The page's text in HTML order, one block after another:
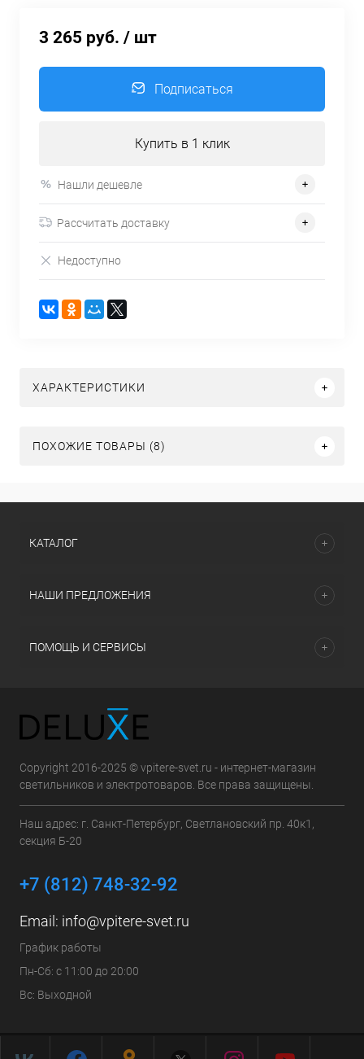
3 265 руб. / шт
Подписаться
Купить в 1 клик
Нашли дешевле
Рассчитать доставку
Недоступно
ХАРАКТЕРИСТИКИ
ПОХОЖИЕ ТОВАРЫ (8)
КАТАЛОГ
НАШИ ПРЕДЛОЖЕНИЯ
ПОМОЩЬ И СЕРВИСЫ
Copyright 2016-2025 © vpitere-svet.ru - интернет-магазин
светильников и электротоваров. Все права защищены.
Наш адрес: г. Санкт-Петербург, Светлановский пр. 40к1,
секция Б-20
+7 (812) 748-32-92
Email: info@vpitere-svet.ru
График работы
Пн-Сб: с 11:00 до 20:00
Вс: Выходной